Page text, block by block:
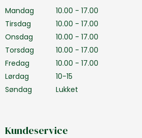
Mandag
10.00 - 17.00
Tirsdag
10.00 - 17.00
Onsdag
10.00 - 17.00
Torsdag
10.00 - 17.00
Fredag
10.00 - 17.00
Lørdag
10-15
Søndag
Lukket
Kundeservice